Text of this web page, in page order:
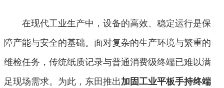
在现代工业生产中，设备的高效、稳定运行是保
障产能与安全的基础。面对复杂的生产环境与繁重的
维检任务，传统纸质记录与普通消费级终端已难以满
足现场需求。为此，东田推出加固工业平板手持终端